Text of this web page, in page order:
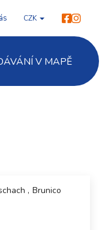
CZK
V MAPĚ
Brunico